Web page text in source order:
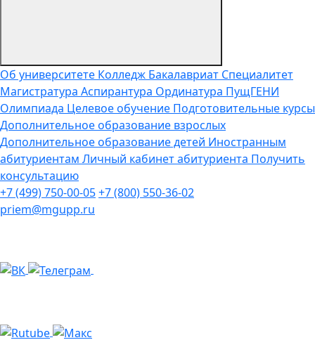
Об университете Колледж Бакалавриат Специалитет
Магистратура Аспирантура Ординатура ПущГЕНИ
Олимпиада Целевое обучение Подготовительные курсы
Дополнительное образование взрослых
Дополнительное образование детей Иностранным
абитуриентам Личный кабинет абитуриента Получить
консультацию
+7 (499) 750-00-05+7 (800) 550-36-02
priem@mgupp.ru